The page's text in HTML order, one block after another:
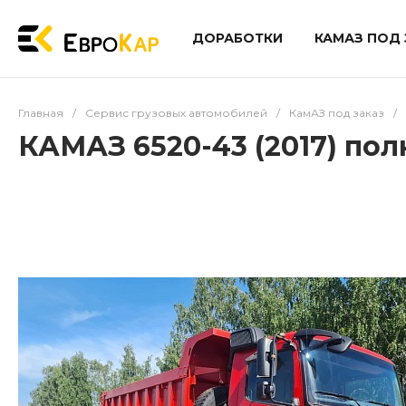
ДОРАБОТКИ КАМАЗ ПОД
Главная / Сервис грузовых автомобилей / КамАЗ под заказ /
КАМАЗ 6520-43 (2017)